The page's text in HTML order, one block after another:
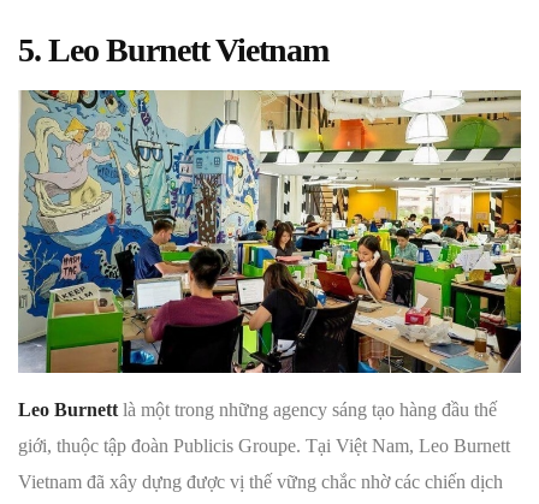
5. Leo Burnett Vietnam
Leo Burnett là một trong những agency sáng tạo hàng đầu thế
giới, thuộc tập đoàn Publicis Groupe. Tại Việt Nam, Leo Burnett
Vietnam đã xây dựng được vị thế vững chắc nhờ các chiến dịch